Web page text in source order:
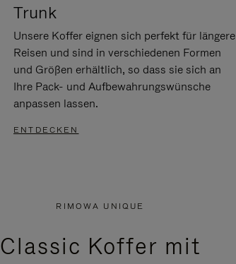
Trunk
Unsere Koffer eignen sich perfekt für längere
Reisen und sind in verschiedenen Formen
und Größen erhältlich, so dass sie sich an
Ihre Pack- und Aufbewahrungswünsche
anpassen lassen.
ENTDECKEN
RIMOWA UNIQUE
Classic Koffer mit